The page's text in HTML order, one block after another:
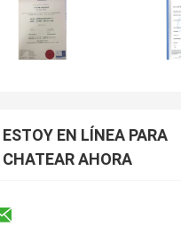
ESTOY EN LÍNEA PARA
CHATEAR AHORA